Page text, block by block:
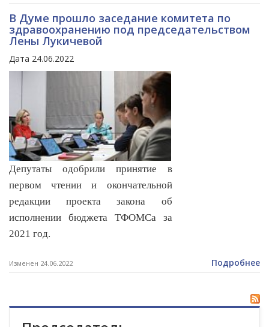
В Думе прошло заседание комитета по
здравоохранению под председательством
Лены Лукичевой
Дата 24.06.2022
Депутаты одобрили принятие в
первом чтении и окончательной
редакции проекта закона об
исполнении бюджета ТФОМСа за
2021 год.
Изменен 24.06.2022 Подробнее